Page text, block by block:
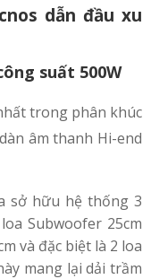
dẫn đầu xu
suất 500W
trong phân khúc
âm thanh Hi-end
sở hữu hệ thống 3
Subwoofer 25cm
và đặc biệt là 2 loa
mang lại dải trầm